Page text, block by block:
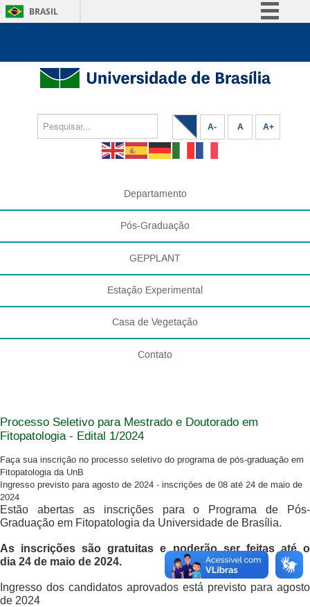
BRASIL
Participe
Legislação
Canais
A- A A+
Departamento
Pós-Graduação
GEPPLANT
Estação Experimental
Casa de Vegetação
Contato
Processo Seletivo para Mestrado e Doutorado em
Fitopatologia - Edital 1/2024
Faça sua inscrição no processo seletivo do programa de pós-graduação em
Fitopatologia da UnB
Ingresso previsto para agosto de 2024 - inscrições de 08 até 24 de maio de
2024
Estão abertas as inscrições para o Programa de Pós-
Graduação em Fitopatologia da Universidade de Brasília.
As inscrições são gratuitas e poderão ser feitas até o
dia 24 de maio de 2024.
Ingresso dos candidatos aprovados está previsto para agosto
de 2024